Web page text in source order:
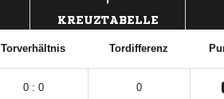
KREUZTABELLE
Torverhältnis Tordifferenz
0 : 0 0